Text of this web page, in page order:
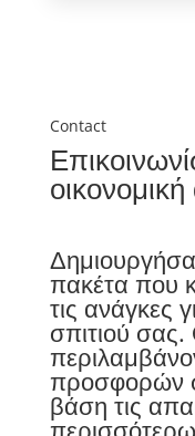
Contact
πακέτα που
τις ανάγκες
σπιτιού
προσφορών
βάση τις